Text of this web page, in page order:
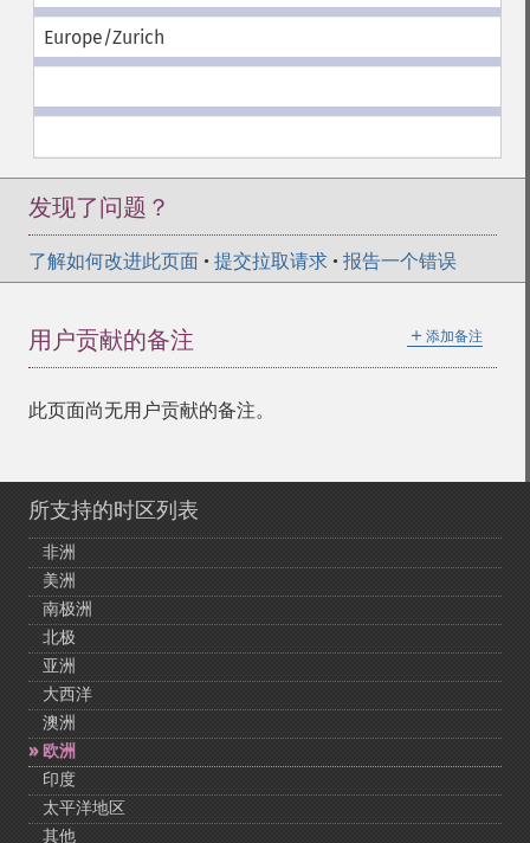
Europe/Zurich
发现了问题？
了解如何改进此页面 • 提交拉取请求 • 报告一个错误
＋ 添加备注
用户贡献的备注
此页面尚无用户贡献的备注。
所支持的时区列表
非洲
美洲
南极洲
北极
亚洲
大西洋
澳洲
欧洲
印度
太平洋地区
其他